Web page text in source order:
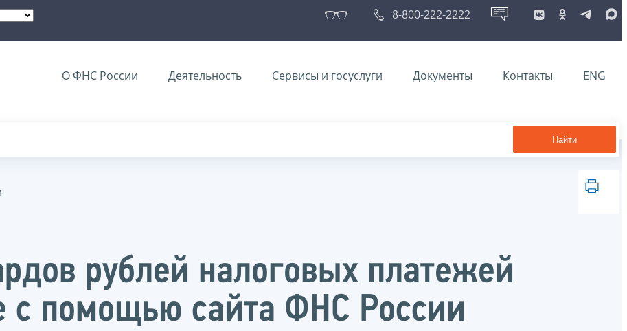
8-800-222-2222
О ФНС России Деятельность Сервисы и госуслуги Документы Контакты ENG
Найти
рублей налоговых платежей
с помощью сайта ФНС России